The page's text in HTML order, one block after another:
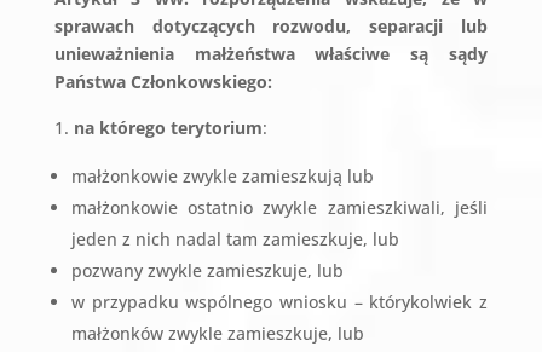
sprawach dotyczących rozwodu, separacji lub
unieważnienia małżeństwa właściwe są sądy
Państwa Członkowskiego:
na którego terytorium:
małżonkowie zwykle zamieszkują lub
małżonkowie ostatnio zwykle zamieszkiwali, jeśli
jeden z nich nadal tam zamieszkuje, lub
pozwany zwykle zamieszkuje, lub
w przypadku wspólnego wniosku – którykolwiek z
małżonków zwykle zamieszkuje, lub